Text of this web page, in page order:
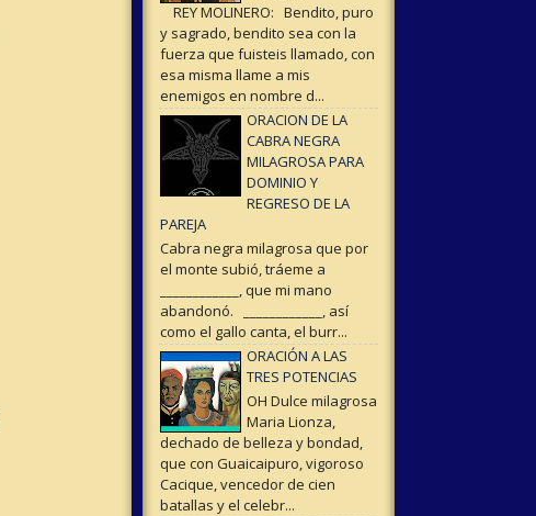
REY MOLINERO: Bendito, puro
y sagrado, bendito sea con la
fuerza que fuisteis llamado, con
esa misma llame a mis
enemigos en nombre d...
ORACION DE LA
CABRA NEGRA
MILAGROSA PARA
DOMINIO Y
REGRESO DE LA
PAREJA
Cabra negra milagrosa que por
el monte subió, tráeme a
____________, que mi mano
abandonó. ____________, así
como el gallo canta, el burr...
ORACIÓN A LAS
TRES POTENCIAS
OH Dulce milagrosa
Maria Lionza,
dechado de belleza y bondad,
que con Guaicaipuro, vigoroso
Cacique, vencedor de cien
batallas y el celebr...